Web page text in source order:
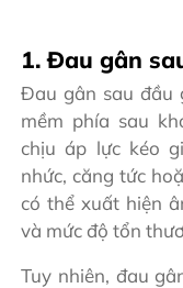
1. Đau gân
Đau gân sau đầu
mềm phía sau
chịu áp lực kéo
nhức, căng tức
có thể xuất hiện
và mức độ tổn
Tuy nhiên, đau